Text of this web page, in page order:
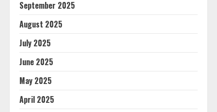
September 2025
August 2025
July 2025
June 2025
May 2025
April 2025